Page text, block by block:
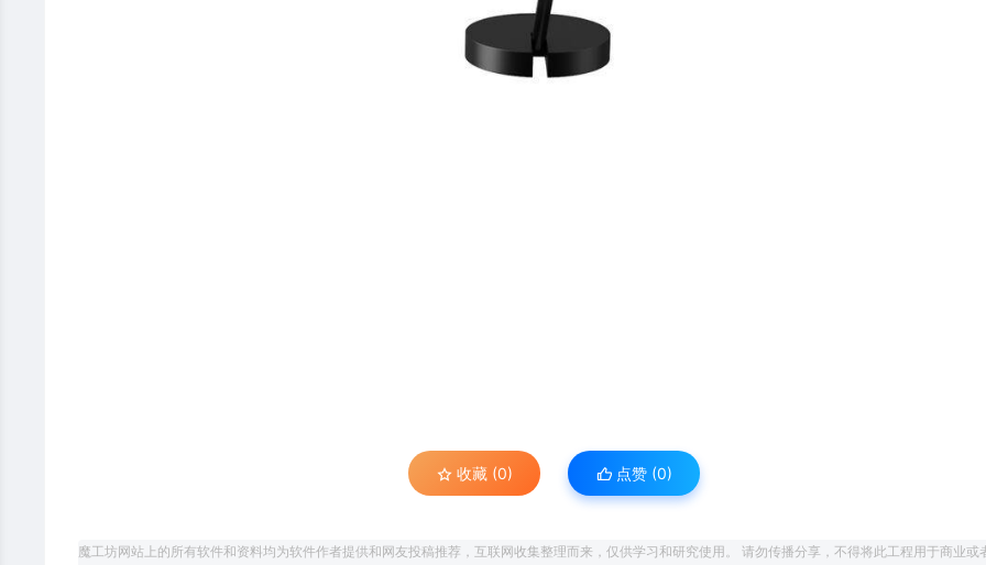
收藏 (0) 点赞 (0)
魔工坊网站上的所有软件和资料均为软件作者提供和网友投稿推荐，互联网收集整理而来，仅供学习和研究使用。 请勿传播分享，不得将此工程用于商业或